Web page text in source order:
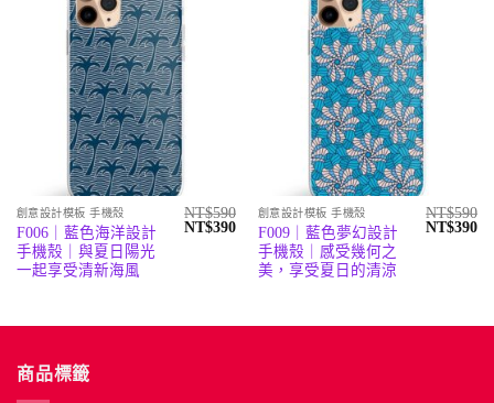
創意設計模板 手機殼
F006｜藍色海洋設計
手機殼｜與夏日陽光
一起享受清新海風
NT$590
原
NT$390目
格：
創意設計模板 手機殼
F009｜藍色夢幻設計
手機殼｜感受幾何之
美，享受夏日的清涼
NT$590
原
NT$390目
商品標籤